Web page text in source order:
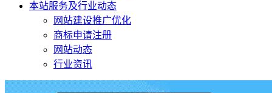
本站服务及行业动态
网站建设推广优化
商标申请注册
网站动态
行业资讯